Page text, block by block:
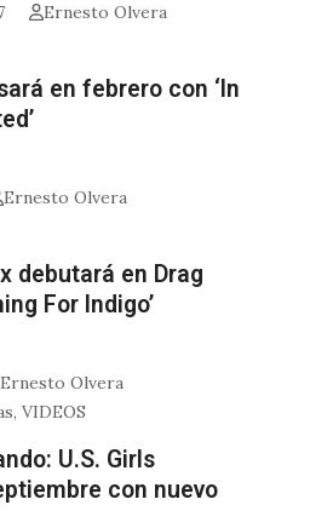
Ernesto Olvera
en febrero con ‘In
Ernesto Olvera
debutará en Drag
For Indigo’
Ernesto Olvera
,VIDEOS
U.S. Girls
con nuevo